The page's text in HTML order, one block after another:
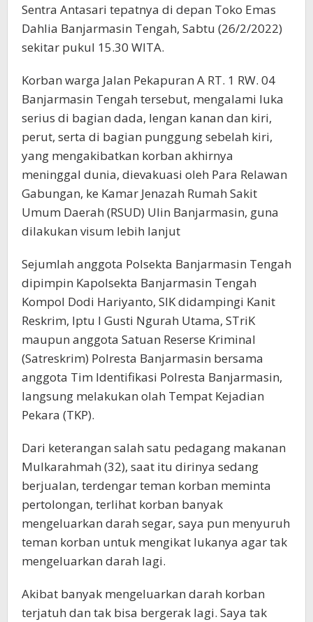
Sentra Antasari tepatnya di depan Toko Emas
Dahlia Banjarmasin Tengah, Sabtu (26/2/2022)
sekitar pukul 15.30 WITA.
Korban warga Jalan Pekapuran A RT. 1 RW. 04
Banjarmasin Tengah tersebut, mengalami luka
serius di bagian dada, lengan kanan dan kiri,
perut, serta di bagian punggung sebelah kiri,
yang mengakibatkan korban akhirnya
meninggal dunia, dievakuasi oleh Para Relawan
Gabungan, ke Kamar Jenazah Rumah Sakit
Umum Daerah (RSUD) Ulin Banjarmasin, guna
dilakukan visum lebih lanjut
Sejumlah anggota Polsekta Banjarmasin Tengah
dipimpin Kapolsekta Banjarmasin Tengah
Kompol Dodi Hariyanto, SIK didampingi Kanit
Reskrim, Iptu I Gusti Ngurah Utama, STriK
maupun anggota Satuan Reserse Kriminal
(Satreskrim) Polresta Banjarmasin bersama
anggota Tim Identifikasi Polresta Banjarmasin,
langsung melakukan olah Tempat Kejadian
Pekara (TKP).
Dari keterangan salah satu pedagang makanan
Mulkarahmah (32), saat itu dirinya sedang
berjualan, terdengar teman korban meminta
pertolongan, terlihat korban banyak
mengeluarkan darah segar, saya pun menyuruh
teman korban untuk mengikat lukanya agar tak
mengeluarkan darah lagi.
Akibat banyak mengeluarkan darah korban
terjatuh dan tak bisa bergerak lagi. Saya tak